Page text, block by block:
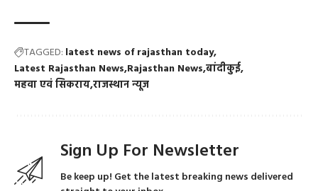
TAGGED: latest news of rajasthan today
Latest Rajasthan News Rajasthan News बांदीकुई
महवा एवं सिकरायराजस्थान न्यूज
Sign Up For Newsletter
Be keep up! Get the latest breaking news delivered